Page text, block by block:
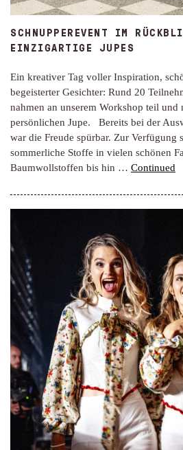
SCHNUPPEREVENT IM
EINZIGARTIGE JUPES
Ein kreativer Tag voller Inspiration,
begeisterter Gesichter: Rund 20
nahmen an unserem Workshop teil und
persönlichen Jupe. Bereits bei der
war die Freude spürbar. Zur Verfügung
sommerliche Stoffe in vielen schönen
Baumwollstoffen bis hin … Continued